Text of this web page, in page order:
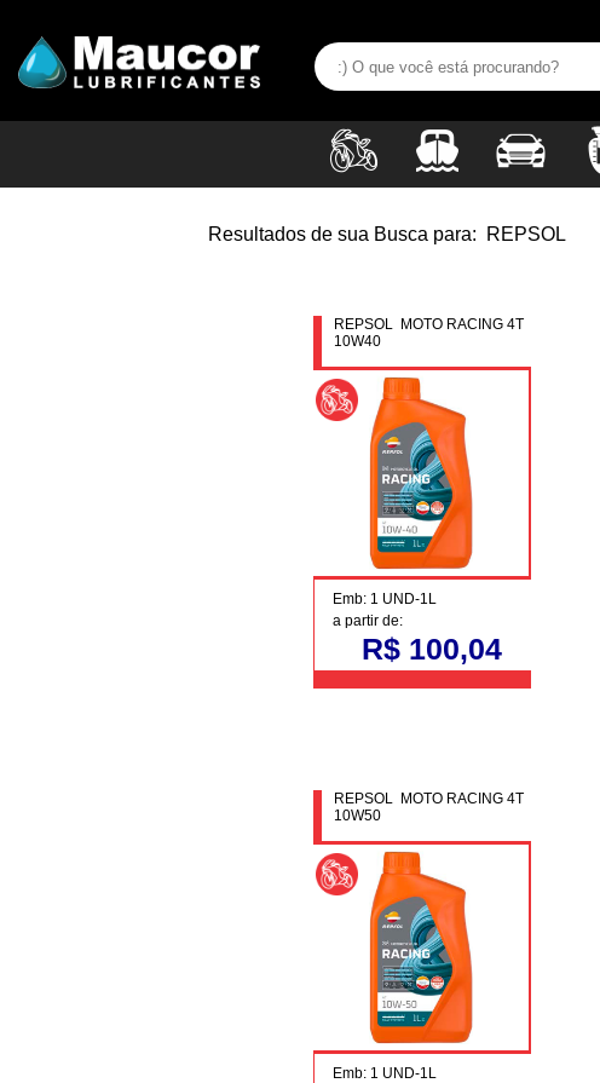
Resultados de sua Busca para: REPSOL
REPSOL MOTO RACING 4T
10W40
Emb: 1 UND-1L
a partir de:
R$ 100,04
REPSOL MOTO RACING 4T
10W50
Emb: 1 UND-1L